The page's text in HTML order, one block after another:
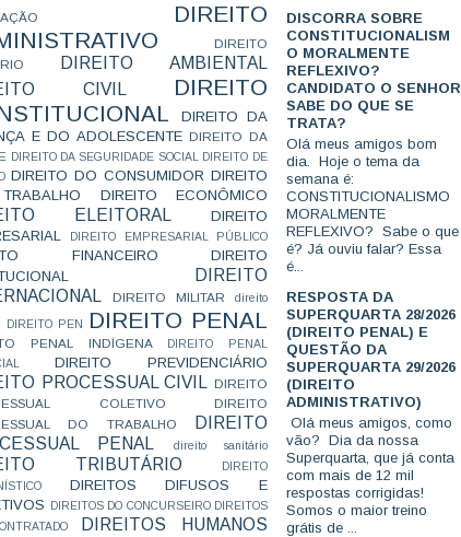
DIREITO
DIREITO
DIREITO AMBIENTAL
CIVIL
DIREITO
DIREITO DA
E DO ADOLESCENTE DIREITO DA
DIREITO DA SEGURIDADE SOCIAL
DIREITO DE
DIREITO DO CONSUMIDOR DIREITO
DIREITO ECONÔMICO
ELEITORAL
DIREITO
DIREITO EMPRESARIAL PÚBLICO
FINANCEIRO
DIREITO
DIREITO
DIREITO MILITAR direito
DIREITO PEN DIREITO PENAL
PENAL INDÍGENA
DIREITO PENAL
DIREITO PREVIDENCIÁRIO
PROCESSUAL CIVIL
DIREITO
COLETIVO
DIREITO
DO TRABALHO
DIREITO
PENAL
direito sanitário
TRIBUTÁRIO
DIREITO
DIREITOS DIFUSOS E
DIREITOS DO CONCURSEIRO DIREITOS
DIREITOS HUMANOS
DISCORRA SOBRE
CONSTITUCIONALISM
O MORALMENTE
REFLEXIVO?
CANDIDATO O SENHOR
SABE DO QUE SE
TRATA?
Olá meus amigos bom
dia. Hoje o tema da
semana é:
CONSTITUCIONALISMO
MORALMENTE
REFLEXIVO? Sabe o que
é? Já ouviu falar? Essa
é...
RESPOSTA DA
SUPERQUARTA 28/2026
(DIREITO PENAL) E
QUESTÃO DA
SUPERQUARTA 29/2026
(DIREITO
ADMINISTRATIVO)
Olá meus amigos, como
vão? Dia da nossa
Superquarta, que já conta
com mais de 12 mil
respostas corrigidas!
Somos o maior treino
grátis de ...